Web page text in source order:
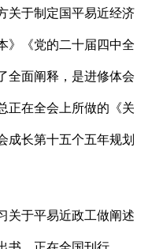
关于制定国平易近经济
》《党的二十届四中全
全面阐释，是进修体会
正在全会上所做的《关
成长第十五个五年规划
于平易近政工做阐述